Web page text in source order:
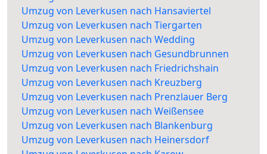
Umzug von Leverkusen nach Hansaviertel
Umzug von Leverkusen nach Tiergarten
Umzug von Leverkusen nach Wedding
Umzug von Leverkusen nach Gesundbrunnen
Umzug von Leverkusen nach Friedrichshain
Umzug von Leverkusen nach Kreuzberg
Umzug von Leverkusen nach Prenzlauer Berg
Umzug von Leverkusen nach Weißensee
Umzug von Leverkusen nach Blankenburg
Umzug von Leverkusen nach Heinersdorf